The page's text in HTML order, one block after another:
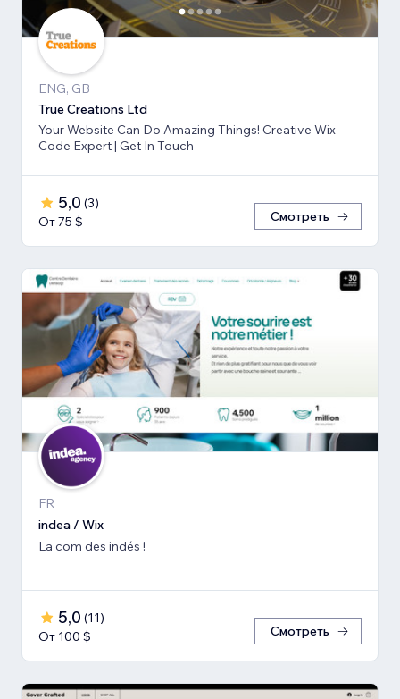
ENG, GB
True Creations Ltd
Your Website Can Do Amazing Things! Creative Wix
Code Expert | Get In Touch
5,0 (3)
От 75 $
Смотреть
FR
indea / Wix
La com des indés !
5,0 (11)
От 100 $
Смотреть